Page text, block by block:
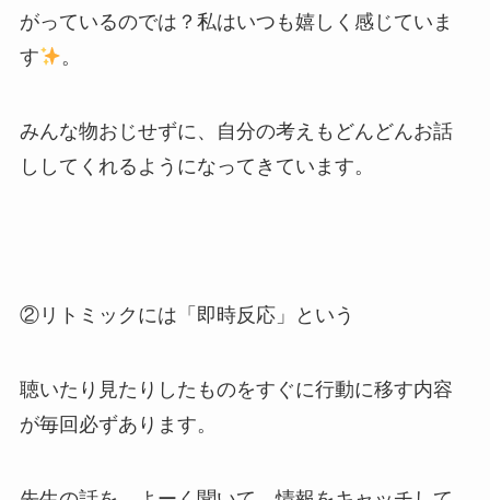
がっているのでは？私はいつも嬉しく感じていま
す
。
みんな物おじせずに、自分の考えもどんどんお話
ししてくれるようになってきています。
②リトミックには「即時反応」という
聴いたり見たりしたものをすぐに行動に移す内容
が毎回必ずあります。